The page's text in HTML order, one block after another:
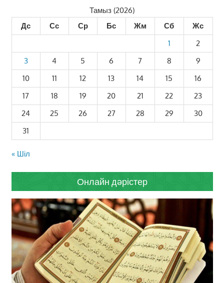
Тамыз (2026)
Дс
Сс Ср Бс Жм Сб
Жс
1
2
3
4 5 6 7 8
9
10
11 12 13 14 15
16
17
18 19 20 21 22
23
24
25 26 27 28 29
30
31
« Шіл
Онлайн дәрістер